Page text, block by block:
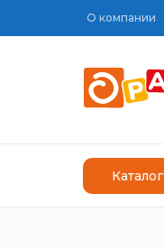
О компании
Каталог